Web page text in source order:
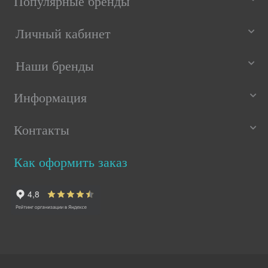
Личный кабинет
Наши бренды
Информация
Контакты
Как оформить заказ